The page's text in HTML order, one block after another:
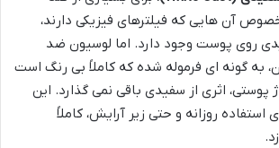
آن هایی که فیلترهای فیزیکی دارند،
روی پوست وجود دارد. اما لوسیون ضد
به گونه ای فرموله شده که کاملاً بی رنگ است
پوستی، اثری از سفیدی باقی نمی گذارد. این
استفاده روزانه و حتی زیر آرایش، کاملاً